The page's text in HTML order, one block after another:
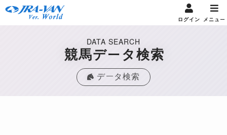
ログイン メニュー
DATA SEARCH
競馬データ検索
データ検索